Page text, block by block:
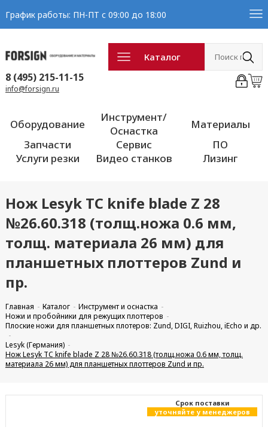
График работы: ПН-ПТ с 09:00 до 18:00
Каталог
8 (495) 215-11-15
info@forsign.ru
Оборудование
Инструмент/
Оснастка
Материалы
Запчасти
Сервис
ПО
Услуги резки
Видео станков Лизинг
Нож Lesyk TC knife blade Z 28
№26.60.318 (толщ.ножа 0.6 мм,
толщ. материала 26 мм) для
планшетных плоттеров Zund и
пр.
Главная Каталог
Инструмент и оснастка
Ножи и пробойники для режущих плоттеров
Плоские ножи для планшетных плотеров: Zund, DIGI, Ruizhou, iEcho и др.
Lesyk (Германия)
Нож Lesyk TC knife blade Z 28 №26.60.318 (толщ.ножа 0.6 мм, толщ.
материала 26 мм) для планшетных плоттеров Zund и пр.
Cрок поставки
уточняйте у менеджеров